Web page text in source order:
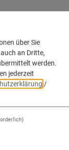
41
über Sie
an Dritte,
werden.
jederzeit
/